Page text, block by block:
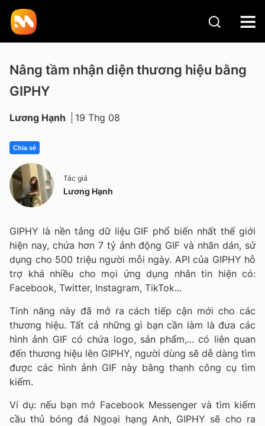
Nâng tầm nhận diện thương hiệu bằng
GIPHY
Lương Hạnh 19 Thg 08
Chia sẻ
Tác giả
Lương Hạnh
GIPHY là nền tảng dữ liệu GIF phổ biến nhất thế giới
hiện nay, chứa hơn 7 tỷ ảnh động GIF và nhãn dán, sử
dụng cho 500 triệu người mỗi ngày. API của GIPHY hỗ
trợ khá nhiều cho mọi ứng dụng nhắn tin hiện có:
Facebook, Twitter, Instagram, TikTok...
Tính năng này đã mở ra cách tiếp cận mới cho các
thương hiệu. Tất cả những gì bạn cần làm là đưa các
hình ảnh GIF có chứa logo, sản phẩm,... có liên quan
đến thương hiệu lên GIPHY, người dùng sẽ dễ dàng tìm
được các hình ảnh GIF này bằng thanh công cụ tìm
kiếm.
Ví dụ: nếu bạn mở Facebook Messenger và tìm kiếm
cầu thủ bóng đá Ngoại hạng Anh, GIPHY sẽ cho ra